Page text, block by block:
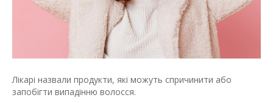
Лікарі назвали продукти, які можуть спричинити або
запобігти випадінню волосся.